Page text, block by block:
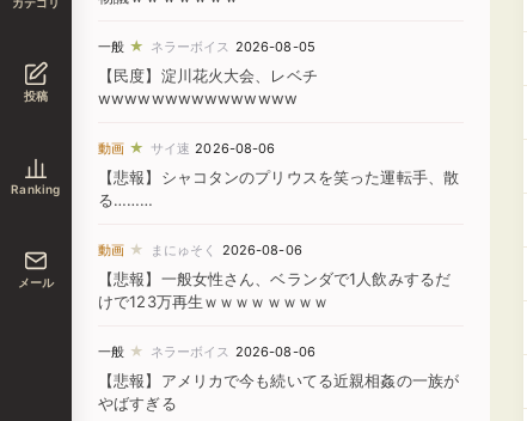
投稿
Ranking
メール
一般 ★ ネラーボイス 2026-08-05
【民度】淀川花火大会、レベチ
wwwwwwwwwwwwwww
動画 ★ サイ速 2026-08-06
【悲報】シャコタンのプリウスを笑った運転手、散
る………
動画 ★ まにゅそく 2026-08-06
【悲報】一般女性さん、ベランダで1人飲みするだ
けで123万再生ｗｗｗｗｗｗｗｗ
一般 ★ ネラーボイス 2026-08-06
【悲報】アメリカで今も続いてる近親相姦の一族が
やばすぎる